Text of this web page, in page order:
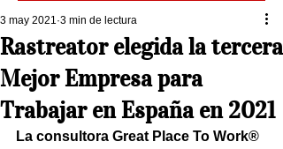
Rastreator elegida la tercera
Mejor Empresa para
Trabajar en España en 2021
3 may 2021 3 min de lectura
La consultora Great Place To Work®